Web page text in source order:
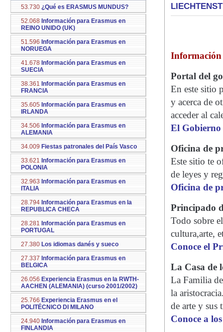
53.730 ¿Qué es ERASMUS MUNDUS?
52.068 Información para Erasmus en
REINO UNIDO (UK)
51.596 Información para Erasmus en
NORUEGA
41.678 Información para Erasmus en
SUECIA
38.361 Información para Erasmus en
FRANCIA
35.605 Información para Erasmus en
IRLANDA
34.506 Información para Erasmus en
ALEMANIA
34.009 Fiestas patronales del País Vasco
33.621 Información para Erasmus en
POLONIA
32.963 Información para Erasmus en
ITALIA
28.794 Información para Erasmus en la
REPUBLICA CHECA
28.281 Información para Erasmus en
PORTUGAL
27.380 Los idiomas danés y sueco
27.337 Información para Erasmus en
BELGICA
26.056 Experiencia Erasmus en la RWTH-
AACHEN (ALEMANIA) (curso 2001/2002)
25.766 Experiencia Erasmus en el
POLITÉCNICO DI MILANO
24.940 Información para Erasmus en
FINLANDIA
Información
Portal del
En este sitio
y acerca de
acceder al
El Gobierno
Oficina de
Este sitio te
de leyes y
Oficina de
Principado
Todo sobre
cultura,arte,
Conoce el
La Casa de
La Familia
la
de arte y sus
Conoce a